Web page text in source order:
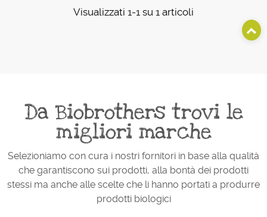
Visualizzati 1-1 su 1 articoli
Da Biobrothers trovi le
migliori marche
Selezioniamo con cura i nostri fornitori in base alla qualità
che garantiscono sui prodotti, alla bontà dei prodotti
stessi ma anche alle scelte che li hanno portati a produrre
prodotti biologici